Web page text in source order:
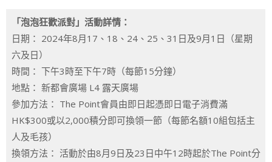
「泡泡狂歡派對」活動詳情：
日期： 2024年8月17、18、24、25、31日及9月1日（星期
六及日）
時間： 下午3時至下午7時（每節15分鐘）
地點： 新都會廣場 L4 露天廣場
參加方法： The Point會員由即日起憑即日電子消費滿
HK$300或以2,000積分即可換領一節（每節名額10組包括主
人及毛孩）
換領方法： 活動於由8月9日及23日中午12時起於The Point分